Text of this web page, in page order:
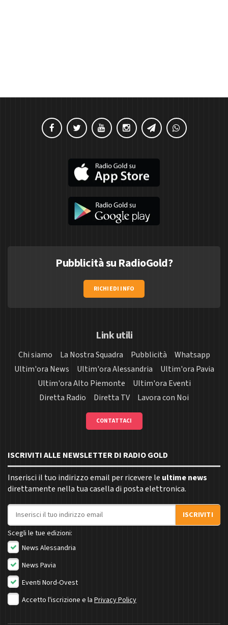
Pubblicità su RadioGold?
RICHIEDI INFO
Link utili
Chi siamo La Nostra Squadra Pubblicità
Whatsapp
Ultim'ora News
Ultim'ora Alessandria
Ultim'ora Pavia
Ultim'ora Alto Piemonte
Ultim'ora Eventi
Diretta Radio
Diretta TV Lavora con Noi
CONTATTACI
ISCRIVITI ALLE NEWSLETTER DI RADIO GOLD
Inserisci il tuo indirizzo email per ricevere le ultime news
direttamente nella tua casella di posta elettronica.
Indirizzo email
ISCRIVITI
Scegli le tue edizioni:
News Alessandria
News Pavia
Eventi Nord-Ovest
Accetto l'iscrizione e la Privacy Policy